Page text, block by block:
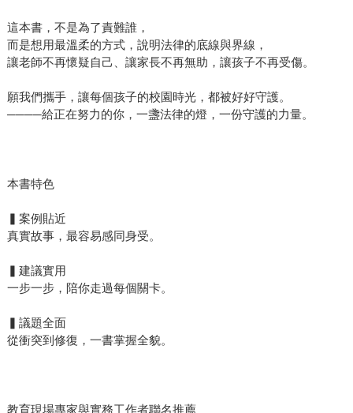
這本書，不是為了責難誰，
而是想用最溫柔的方式，說明法律的底線與界線，
讓老師不再懷疑自己、讓家長不再無助，讓孩子不再受傷。
願我們攜手，讓每個孩子的校園時光，都被好好守護。
────給正在努力的你，一盞法律的燈，一份守護的力量。
本書特色
▍案例貼近
真實故事，最容易感同身受。
▍建議實用
一步一步，陪你走過每個關卡。
▍議題全面
從衝突到修復，一書掌握全貌。
教育現場專家與實務工作者聯名推薦